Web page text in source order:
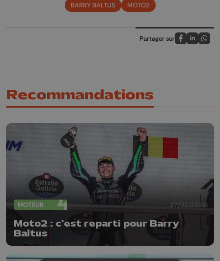
BARRY BALTUS MOTO2
Partager sur
Partagez sur
Partagez
Recommandations
MOTEUR 27/02/2026
Moto2 : c'est reparti pour Barry
Baltus